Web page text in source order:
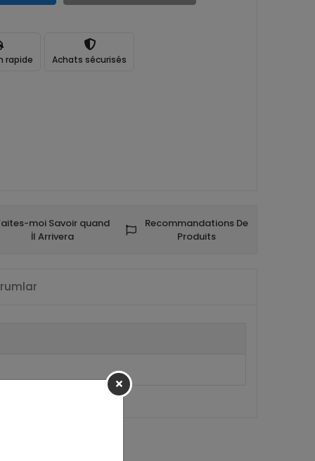
rapide Achats sécurisés
moi Savoir quand
İl Arrivera
Recommandations De
Produits